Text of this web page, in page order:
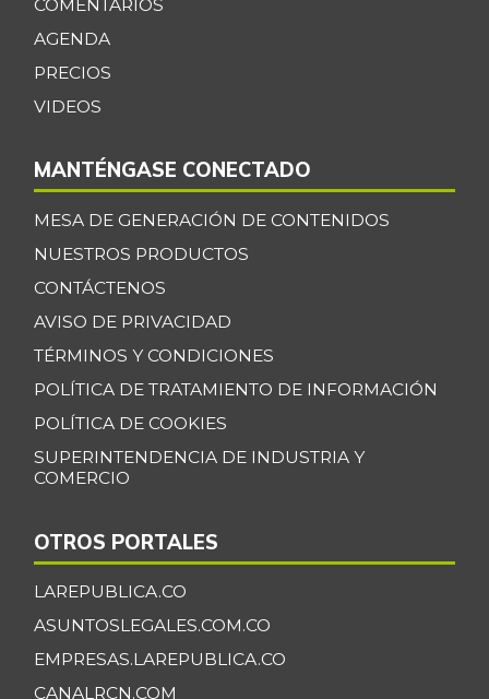
COMENTARIOS
AGENDA
PRECIOS
VIDEOS
MANTÉNGASE CONECTADO
MESA DE GENERACIÓN DE CONTENIDOS
NUESTROS PRODUCTOS
CONTÁCTENOS
AVISO DE PRIVACIDAD
TÉRMINOS Y CONDICIONES
POLÍTICA DE TRATAMIENTO DE INFORMACIÓN
POLÍTICA DE COOKIES
SUPERINTENDENCIA DE INDUSTRIA Y
COMERCIO
OTROS PORTALES
LAREPUBLICA.CO
ASUNTOSLEGALES.COM.CO
EMPRESAS.LAREPUBLICA.CO
CANALRCN.COM